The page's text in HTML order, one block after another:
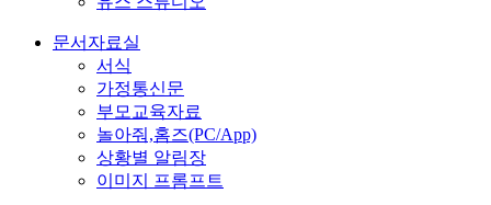
문서자료실
서식
가정통신문
부모교육자료
놀아줘,홈즈(PC/App)
상황별 알림장
이미지 프롬프트